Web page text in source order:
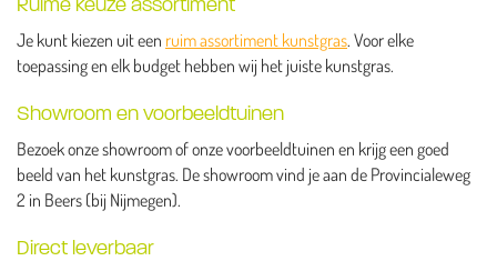
Ruime keuze assortiment
Je kunt kiezen uit een ruim assortiment kunstgras. Voor elke
toepassing en elk budget hebben wij het juiste kunstgras.
Showroom en voorbeeldtuinen
Bezoek onze showroom of onze voorbeeldtuinen en krijg een goed
beeld van het kunstgras. De showroom vind je aan de Provincialeweg
2 in Beers (bij Nijmegen).
Direct leverbaar